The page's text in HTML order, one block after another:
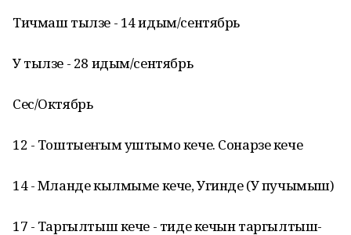
Тичмаш тылзе - 14 идым/сентябрь
У тылзе - 28 идым/сентябрь
Сес/Октябрь
12 - Тоштыеҥым уштымо кече. Сонарзе кече
14 - Мланде кылмыме кече, Угинде (У пучымыш)
17 - Таргылтыш кече - тиде кечын таргылтыш-